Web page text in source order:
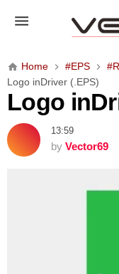
o
o
i
n
D
r
i
Home #EPS
Logo inDriver (.EPS)
Logo
13:59
by Vector69